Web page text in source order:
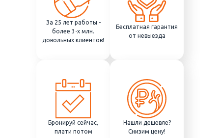
За 25 лет работы -
более 3-х млн.
довольных клиентов!
Бесплатная гарантия
от невыезда
Бронируй сейчас,
плати потом
Нашли дешевле?
Снизим цену!